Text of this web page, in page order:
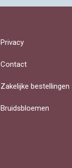
Privacy
Contact
Zakelijke bestellingen
Bruidsbloemen